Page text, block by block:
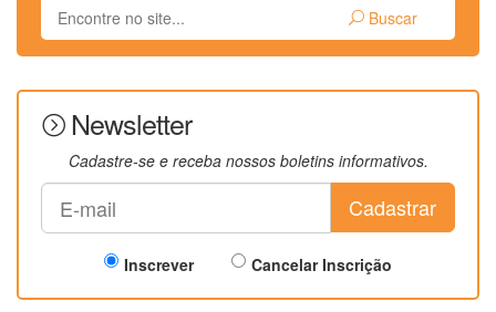
Buscar
Newsletter
Cadastre-se e receba nossos boletins informativos.
Cadastrar
Inscrever Cancelar Inscrição